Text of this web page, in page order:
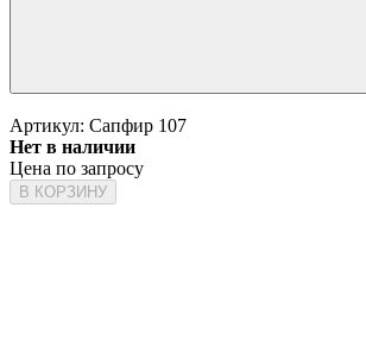
Артикул: Сапфир 107
Нет в наличии
Цена по запросу
В КОРЗИНУ